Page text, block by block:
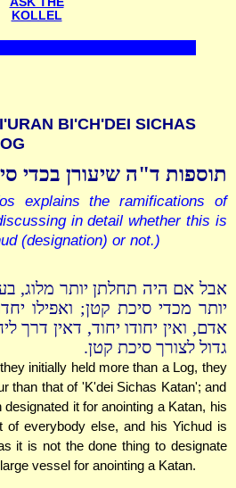
KOLLEL
BI'CH'DEI SICHAS
תוספות ד"ה שיעורן בכדי
explains the ramifications of
in detail whether this is
(designation) or not.)
אבל אם היה תחלתן יותר מלוג,
יותר מכדי סיכת קטן; ואפילו
אדם, ואין יחודו יחוד, דאין דרך
גדול לצורך סיכת קטן.
initially held more than a Log, they
than that of 'K'dei Sichas Katan'; and
it for anointing a Katan, his
of everybody else, and his Yichud is
it is not the done thing to designate
vessel for anointing a Katan.